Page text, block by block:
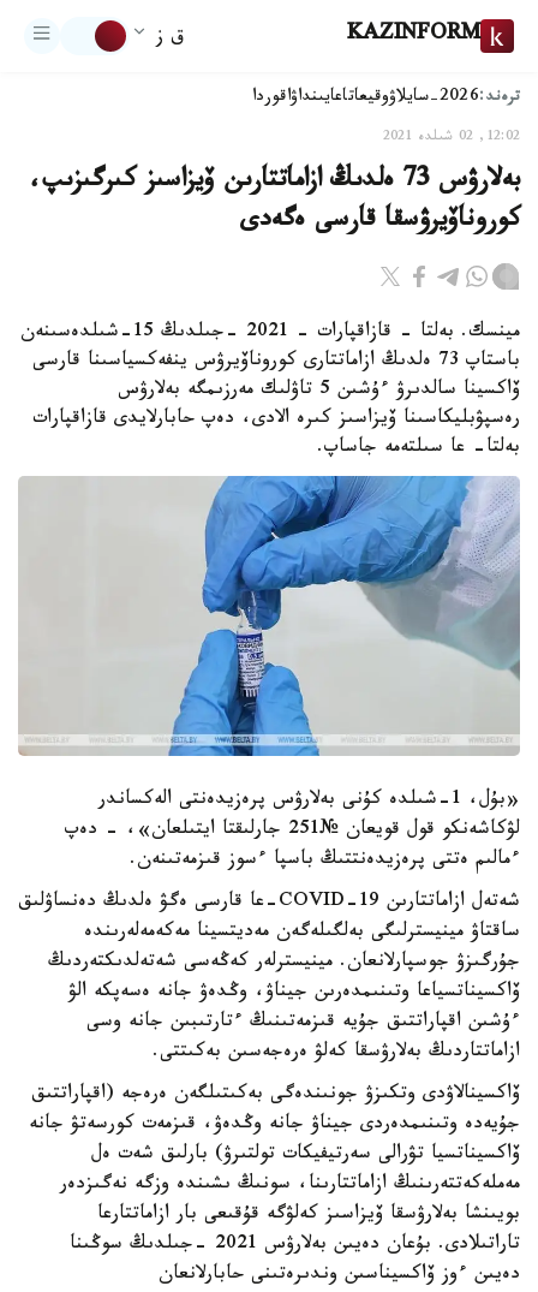
KAZINFORM ق ز
ترەند:2026-سايلاۋ وقيعاتاعايىنداۋاقوردا
12:02, 02 شىلدە 2021
بەلارۋس 73 ەلدىڭ ازاماتتارىن ۆيزاسىز كىرگىزىپ،
كوروناۆيرۋسقا قارسى ەگەدى
مينسك. بەلتا - قازاقپارات - 2021 -جىلدىڭ 15-شىلدەسىنەن
باستاپ 73 ەلدىڭ ازاماتتارى كوروناۆيرۋس ينفەكسياسىنا قارسى
ۆاكسينا سالدىرۋ ءۇشىن 5 تاۋلىك مەرزىمگە بەلارۋس
رەسپۋبليكاسىنا ۆيزاسىز كىرە الادى، دەپ حابارلايدى قازاقپارات
بەلتا- عا سىلتەمە جاساپ.
«بۇل، 1-شىلدە كۇنى بەلارۋس پرەزيدەنتى الەكساندر
لۋكاشەنكو قول قويعان №251 جارلىقتا ايتىلعان»، - دەپ
ءمالىم ەتتى پرەزيدەنتتىڭ باسپا ءسوز قىزمەتىنەن.
شەتەل ازاماتتارىن COVID-19-عا قارسى ەگۋ ەلدىڭ دەنساۋلىق
ساقتاۋ مينيسترلىگى بەلگىلەگەن مەديتسينا مەكەمەلەرىندە
جۇرگىزۋ جوسپارلانعان. مينيسترلەر كەڭەسى شەتەلدىكتەردىڭ
ۆاكسيناتسياعا وتىنىمدەرىن جيناۋ، وڭدەۋ جانە ەسەپكە الۋ
ءۇشىن اقپاراتتىق جۇيە قىزمەتىنىڭ ءتارتىبىن جانە وسى
ازاماتتاردىڭ بەلارۋسقا كەلۋ ەرەجەسىن بەكىتتى.
ۆاكسينالاۋدى وتكىزۋ جونىندەگى بەكىتىلگەن ەرەجە (اقپاراتتىق
جۇيەدە وتىنىمدەردى جيناۋ جانە وڭدەۋ، قىزمەت كورسەتۋ جانە
ۆاكسيناتسيا تۋرالى سەرتيفيكات تولتىرۋ) بارلىق شەت ەل
مەملەكەتتەرىنىڭ ازاماتتارىنا، سونىڭ ىشىندە وزگە نەگىزدەر
بويىنشا بەلارۋسقا ۆيزاسىز كەلۋگە قۇقىعى بار ازاماتتارعا
تاراتىلادى. بۇعان دەيىن بەلارۋس 2021 -جىلدىڭ سوڭىنا
دەيىن ءوز ۆاكسيناسىن وندىرەتىنى حابارلانعان